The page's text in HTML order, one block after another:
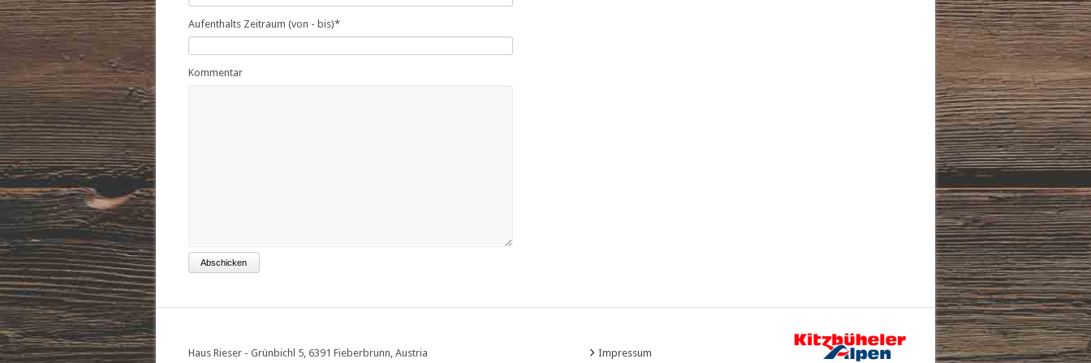
Aufenthalts Zeitraum (von - bis)*
Kommentar
Haus Rieser - Grünbichl 5, 6391 Fieberbrunn, Austria Impressum